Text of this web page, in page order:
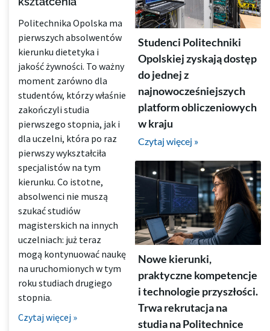
Politechnika Opolska ma
pierwszych absolwentów
kierunku dietetyka i
jakość żywności. To ważny
moment zarówno dla
studentów, którzy właśnie
zakończyli studia
pierwszego stopnia, jak i
dla uczelni, która po raz
pierwszy wykształciła
specjalistów na tym
kierunku. Co istotne,
absolwenci nie muszą
szukać studiów
magisterskich na innych
uczelniach: już teraz
mogą kontynuować naukę
na uruchomionych w tym
roku studiach drugiego
stopnia.
Czytaj więcej »
Studenci Politechniki
Opolskiej zyskają dostęp
do jednej z
najnowocześniejszych
platform obliczeniowych
w kraju
Czytaj więcej »
Nowe kierunki,
praktyczne kompetencje
i technologie przyszłości.
Trwa rekrutacja na
studia na Politechnice